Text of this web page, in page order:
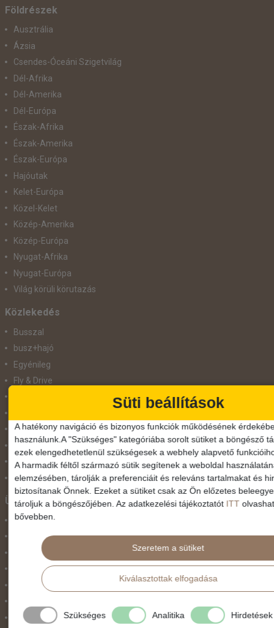
Földrészek
Ausztrália
Ázsia
Csendes-Óceáni Szigetvilág
Dél-Afrika
Dél-Amerika
Dél-Európa
Észak-Afrika
Észak-Amerika
Észak-Európa
Hajóutak
Kelet-Európa
Közel-Kelet
Közép-Amerika
Közép-Európa
Nyugat-Afrika
Nyugat-Európa
Világ körüli körutazás
Közlekedés
Busszal
busz+hajó
Egyénileg
Fly & Drive
repülő+hajó
Repülővel
Szolgáltatás
Vonat
Ünnepek
Adventi hetek
Karácsonyi utazás
Karnevál
Két ünnep között
Március 15.
Süti beállítások
A hatékony navigáció és bizonyos funkciók működésének
használunk.A "Szükséges" kategóriába sorolt sütiket a böngésző
ezek elengedhetetlenül szükségesek a webhely alapvető
A harmadik féltől származó sütik segítenek a weboldal
elemzésében, tárolják a preferenciáit és releváns tartalmakat és
biztosítanak Önnek. Ezeket a sütiket csak az Ön előzetes
tároljuk a böngészőjében. Az adatkezelési tájékoztatót ITT
bővebben.
Szeretem a sütiket
Kiválasztottak elfogadása
Szükséges Analitika Hirdetések